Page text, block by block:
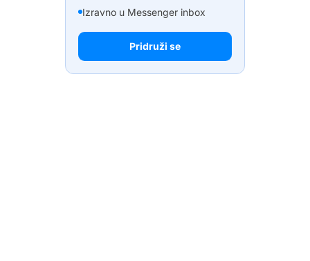
Izravno u Messenger inbox
Pridruži se